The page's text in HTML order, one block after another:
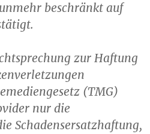
beschränkt auf
zur Haftung
(TMG)
nur die
Schadensersatzhaftung,